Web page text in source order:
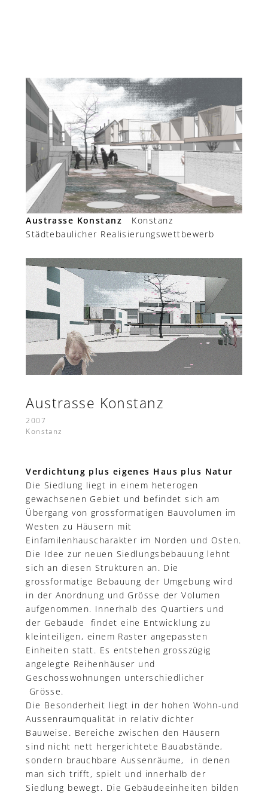
Austrasse Konstanz Konstanz
Städtebaulicher Realisierungswettbewerb
Austrasse Konstanz
2007
Konstanz
Verdichtung plus eigenes Haus plus Natur
Die Siedlung liegt in einem heterogen
gewachsenen Gebiet und befindet sich am
Übergang von grossformatigen Bauvolumen im
Westen zu Häusern mit
Einfamilenhauscharakter im Norden und Osten.
Die Idee zur neuen Siedlungsbebauung lehnt
sich an diesen Strukturen an. Die
grossformatige Bebauung der Umgebung wird
in der Anordnung und Grösse der Volumen
aufgenommen. Innerhalb des Quartiers und
der Gebäude findet eine Entwicklung zu
kleinteiligen, einem Raster angepassten
Einheiten statt. Es entstehen grosszügig
angelegte Reihenhäuser und
Geschosswohnungen unterschiedlicher
Grösse.
Die Besonderheit liegt in der hohen Wohn-und
Aussenraumqualität in relativ dichter
Bauweise. Bereiche zwischen den Häusern
sind nicht nett hergerichtete Bauabstände,
sondern brauchbare Aussenräume, in denen
man sich trifft, spielt und innerhalb der
Siedlung bewegt. Die Gebäudeeinheiten bilden